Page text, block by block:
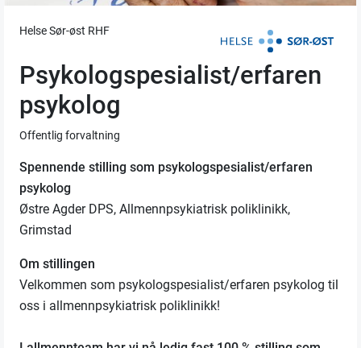
Helse Sør-øst RHF
Psykologspesialist/erfaren
psykolog
Offentlig forvaltning
Spennende stilling som psykologspesialist/erfaren
psykolog
Østre Agder DPS, Allmennpsykiatrisk poliklinikk,
Grimstad
Om stillingen
Velkommen som psykologspesialist/erfaren psykolog til
oss i allmennpsykiatrisk poliklinikk!